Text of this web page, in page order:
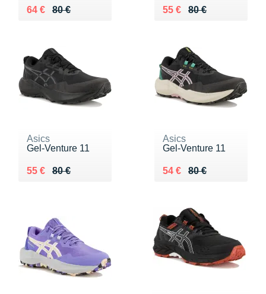
80 €
Au lieu de 80 €
64 €
Vendu 64 € 80 €
Au lieu de 80 €
55 €
Vendu 55 €
Asics
Gel-Venture 11
80 €
Au lieu de 80 €
55 €
Vendu 55 €
Asics
Gel-Venture 11
80 €
Au lieu de 80 €
54 €
Vendu 54 €